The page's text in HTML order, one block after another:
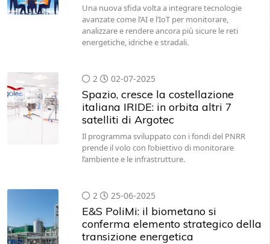
Una nuova sfida volta a integrare tecnologie
avanzate come l’AI e l’IoT per monitorare,
analizzare e rendere ancora più sicure le reti
energetiche, idriche e stradali.
2 02-07-2025
Spazio, cresce la costellazione
italiana IRIDE: in orbita altri 7
satelliti di Argotec
Il programma sviluppato con i fondi del PNRR
prende il volo con l’obiettivo di monitorare
l’ambiente e le infrastrutture.
2 25-06-2025
E&S PoliMi: il biometano si
conferma elemento strategico della
transizione energetica